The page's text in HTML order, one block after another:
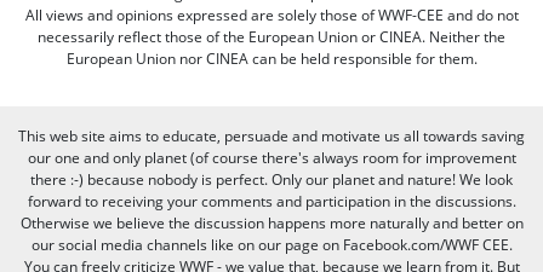
All views and opinions expressed are solely those of WWF-CEE and do not
necessarily reflect those of the European Union or CINEA. Neither the
European Union nor CINEA can be held responsible for them.
This web site aims to educate, persuade and motivate us all towards saving
our one and only planet (of course there's always room for improvement
there :-) because nobody is perfect. Only our planet and nature! We look
forward to receiving your comments and participation in the discussions.
Otherwise we believe the discussion happens more naturally and better on
our social media channels like on our page on Facebook.com/WWF CEE.
You can freely criticize WWF - we value that, because we learn from it. But